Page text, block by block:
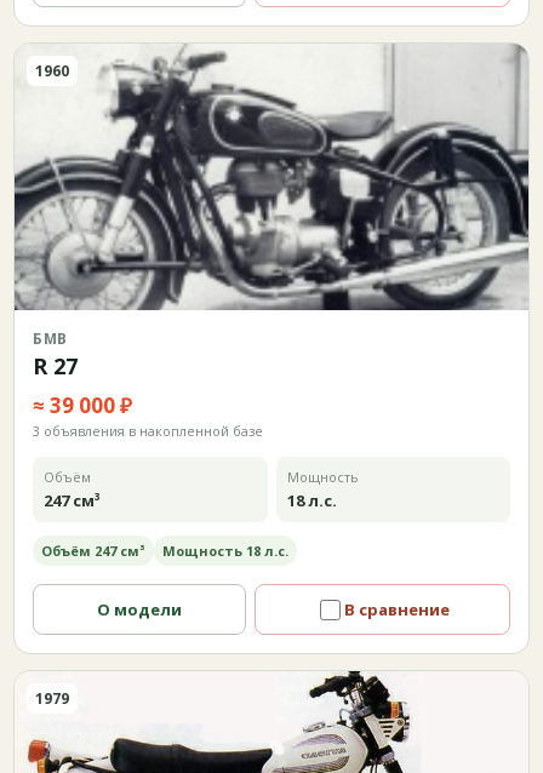
1960
БМВ
R 27
≈ 39 000 ₽
3 объявления в накопленной базе
Объём
247 см³
Мощность
18 л.с.
Объём 247 см³ Мощность 18 л.с.
О модели В сравнение
1979